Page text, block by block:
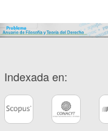
Indexada en: